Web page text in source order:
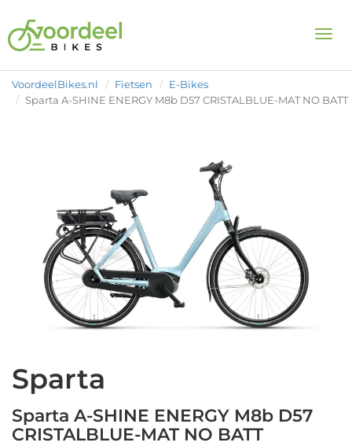
VoordeelBikes.nl Fietsen
E-Bikes
Sparta A-SHINE ENERGY M8b D57 CRISTALBLUE-MAT NO BATT
Sparta
Sparta A-SHINE ENERGY M8b D57
CRISTALBLUE-MAT NO BATT